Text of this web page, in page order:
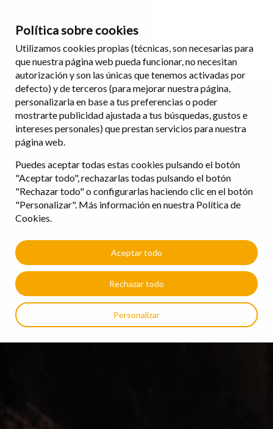
Política sobre cookies
Utilizamos cookies propias (técnicas, son necesarias para
que nuestra página web pueda funcionar, no necesitan
autorización y son las únicas que tenemos activadas por
defecto) y de terceros (para mejorar nuestra página,
personalizarla en base a tus preferencias o poder
mostrarte publicidad ajustada a tus búsquedas, gustos e
intereses personales) que prestan servicios para nuestra
página web.
Puedes aceptar todas estas cookies pulsando el botón
"Aceptar todo", rechazarlas todas pulsando el botón
"Rechazar todo" o configurarlas haciendo clic en el botón
"Personalizar". Más información en nuestra Política de
Cookies.
Personalizar
Rechazar todo
Aceptar todo